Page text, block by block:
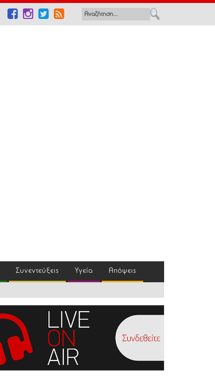
Συνεντεύξεις Υγεία Απόψεις